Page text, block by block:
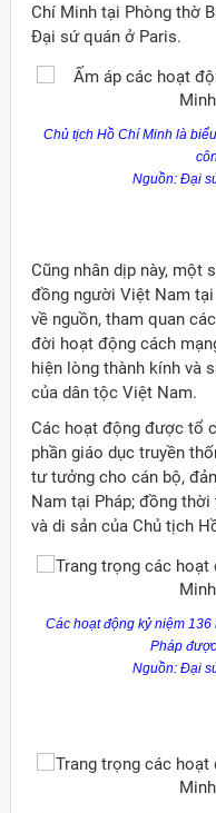
Chí Minh tại Phòng thờ
Đại sứ quán ở Paris.
Chủ tịch Hồ Chí Minh là
Nguồn: Đại
Cũng nhân dịp này, một
đồng người Việt Nam
về nguồn, tham quan
đời hoạt động cách
hiện lòng thành kính và
của dân tộc Việt Nam.
Các hoạt động được tổ
phần giáo dục truyền
tư tưởng cho cán bộ,
Nam tại Pháp; đồng
và di sản của Chủ tịch
Các hoạt động kỷ niệm
Pháp
Nguồn: Đại